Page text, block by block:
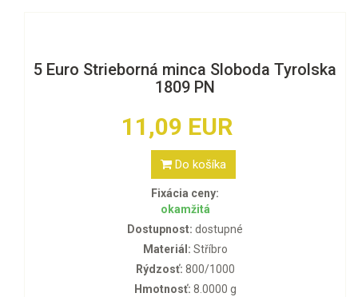
5 Euro Strieborná minca Sloboda Tyrolska
1809 PN
11,09 EUR
Do košíka
Fixácia ceny:
okamžitá
Dostupnost: dostupné
Materiál: Stříbro
Rýdzosť: 800/1000
Hmotnosť: 8.0000 g